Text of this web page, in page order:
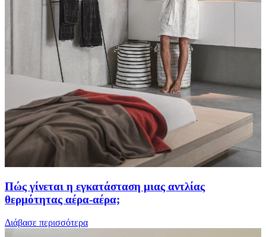
Πώς γίνεται η εγκατάσταση μιας αντλίας
θερμότητας αέρα-αέρα;
Διάβασε περισσότερα